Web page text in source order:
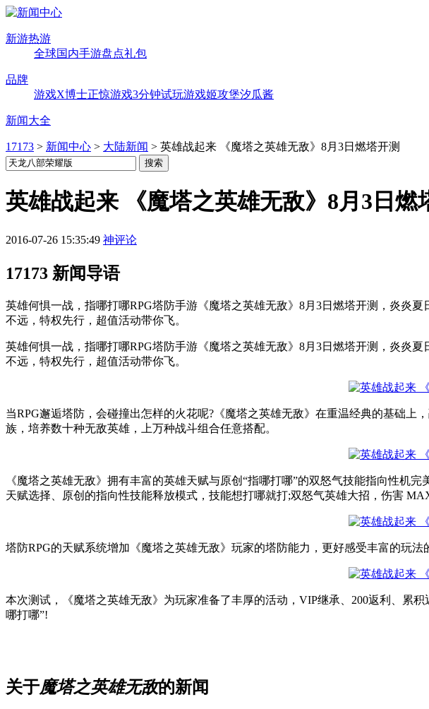
新游热游
全球国内手游盘点礼包
品牌
游戏X博士正惊游戏3分钟试玩游戏姬攻堡汐瓜酱
新闻大全
17173 > 新闻中心 > 大陆新闻 > 英雄战起来 《魔塔之英雄无敌》8月3日燃塔开测
英雄战起来 《魔塔之英雄无敌》8月3日燃
2016-07-26 15:35:49 神评论
17173 新闻导语
英雄何惧一战，指哪打哪RPG塔防手游《魔塔之英雄无敌》8月3日燃塔开测，炎炎
不远，特权先行，超值活动带你飞。
英雄何惧一战，指哪打哪RPG塔防手游《魔塔之英雄无敌》8月3日燃塔开测，炎炎
不远，特权先行，超值活动带你飞。
当RPG邂逅塔防，会碰撞出怎样的火花呢?《魔塔之英雄无敌》在重温经典的基础
族，培养数十种无敌英雄，上万种战斗组合任意搭配。
《魔塔之英雄无敌》拥有丰富的英雄天赋与原创“指哪打哪”的双怒气技能指向性
天赋选择、原创的指向性技能释放模式，技能想打哪就打;双怒气英雄大招，伤害
塔防RPG的天赋系统增加《魔塔之英雄无敌》玩家的塔防能力，更好感受丰富的玩
本次测试，《魔塔之英雄无敌》为玩家准备了丰厚的活动，VIP继承、200返利、累
哪打哪”!
关于魔塔之英雄无敌的新闻